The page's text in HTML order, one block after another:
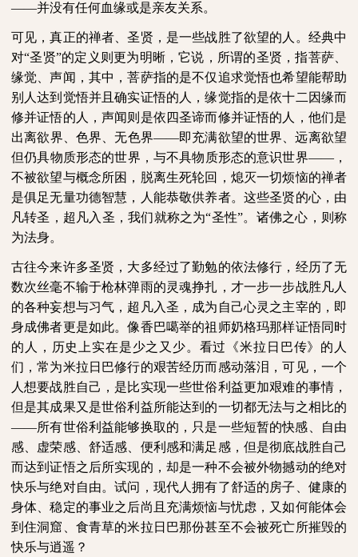
——并没有任何血缘或是亲友关系。
可见，真正的禅者、圣贤，是一些战胜了欲望的人。经典中
对“圣贤”的定义则更为明晰，它说，所谓的圣贤，指菩萨、
缘觉、声闻，其中，菩萨指的是不仅追求觉悟也希望能帮助
别人达到觉悟并且确实证悟的人，缘觉指的是依十二因缘而
修并证悟的人，声闻则是依四圣谛而修并证悟的人，他们是
出离欲界、色界、无色界——即充满欲望的世界、远离欲望
但仍具物质形态的世界，与不具物质形态的意识世界——，
不被欲望与概念所困，脱离生死轮回，熄灭一切烦恼的禅者
是俱足无量功德智慧，人能恭敬供养者。这些圣贤的心， 由
凡转圣，超凡入圣，我们就称之为“圣性”。诸佛之心，则称
为法身。
古往今来许多圣贤，大多经过了勤勉的依法修行，经历了无
数次丝毫不输于枪林弹雨的灵魂挣扎，才一步一步战胜凡人
的各种妄想与习气，超凡入圣，成为自己心灵之主宰的，即
身成佛者更是如此。像香巴噶举的祖师奶格玛那样证悟同时
的人，历史上实在是少之又少。看过《米拉日巴传》的人
们，常为米拉日巴修行的艰苦经历而感动落泪，可见，一个
人想要战胜自己，是比实现一些世俗利益更加艰难的事情，
但是其成果又是世俗利益所能达到的一切都无法与之相比的
——所有世俗利益能够换取的，只是一些短暂的快感、自由
感、虚荣感、舒适感、便利感和满足感，但是彻底战胜自己
而达到证悟之后所实现的，却是一种不会被外物撼动的绝对
快乐与绝对自由。试问，现代人拥有了舒适的房子、健康的
身体、稳定的事业之后尚且充满烦恼与忧虑，又如何能体会
到住洞窟、食青草的米拉日巴那份甚至不会被死亡所摧毁的
快乐与逍遥？